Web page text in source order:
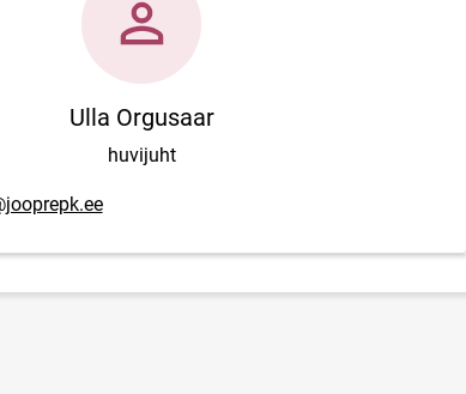
Ulla Orgusaar
huvijuht